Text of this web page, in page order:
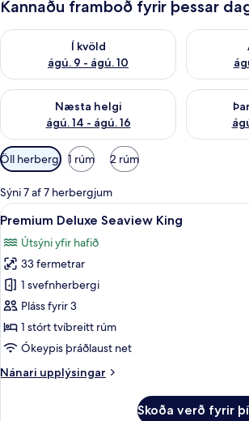
Kannaðu framboð fyrir þessar
Í kvöld
ágú. 9 - ágú. 10
Athuga framboð í kvöld ágú. 9 - ágú. 10
Athuga
Næsta helgi
ágú. 14 - ágú. 16
Athuga framboð næstu helgi ágú. 14 - ágú.
Athuga
Síur
í
boði
fyrir
herbergi
Öll herbergi 1 rúm 2 rúm
Sýni 7 af 7 herbergjum
Skoða
allar
myndir
fyrir
Premium
Deluxe
Seaview
King
Premium
10
Premium Deluxe Seaview King
Útsýni yfir hafið
33 fermetrar
1 svefnherbergi
Pláss fyrir 3
1 stórt tvíbreitt rúm
Ókeypis þráðlaust net
Nánari upplýsingar
Nánari
Skoða verð fyrir